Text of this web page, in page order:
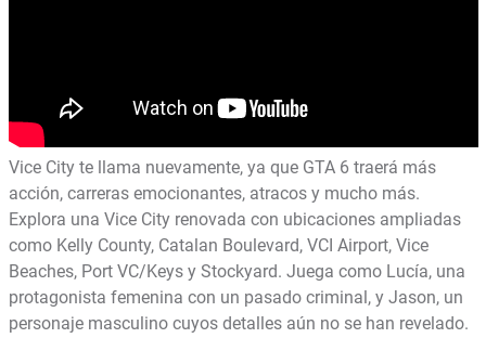
Vice City te llama nuevamente, ya que GTA 6 traerá más
acción, carreras emocionantes, atracos y mucho más.
Explora una Vice City renovada con ubicaciones ampliadas
como Kelly County, Catalan Boulevard, VCI Airport, Vice
Beaches, Port VC/Keys y Stockyard. Juega como Lucía, una
protagonista femenina con un pasado criminal, y Jason, un
personaje masculino cuyos detalles aún no se han revelado.